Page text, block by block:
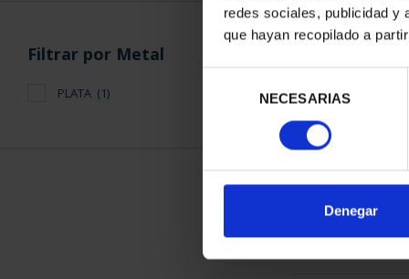
redes sociales, publicidad y
que hayan recopilado a
consentimiento
NECESARIAS
Denegar
Filtrar por Metal
PLATA (1)
CAPITALES
ORDENAR POR: